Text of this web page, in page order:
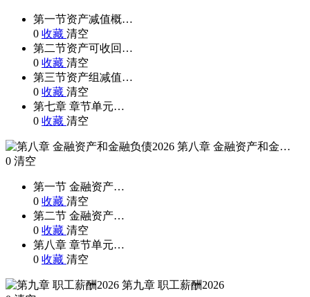
第一节资产减值概…
0 收藏 清空
第二节资产可收回…
0 收藏 清空
第三节资产组减值…
0 收藏 清空
第七章 章节单元…
0 收藏 清空
第八章 金融资产和金…
0 清空
第一节 金融资产…
0 收藏 清空
第二节 金融资产…
0 收藏 清空
第八章 章节单元…
0 收藏 清空
第九章 职工薪酬2026